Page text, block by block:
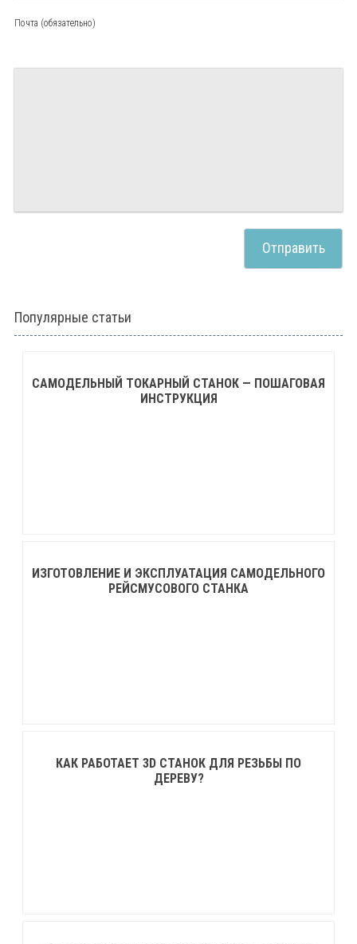
Почта (обязательно)
Популярные статьи
САМОДЕЛЬНЫЙ ТОКАРНЫЙ СТАНОК — ПОШАГОВАЯ
ИНСТРУКЦИЯ
ИЗГОТОВЛЕНИЕ И ЭКСПЛУАТАЦИЯ САМОДЕЛЬНОГО
РЕЙСМУСОВОГО СТАНКА
КАК РАБОТАЕТ 3D СТАНОК ДЛЯ РЕЗЬБЫ ПО
ДЕРЕВУ?